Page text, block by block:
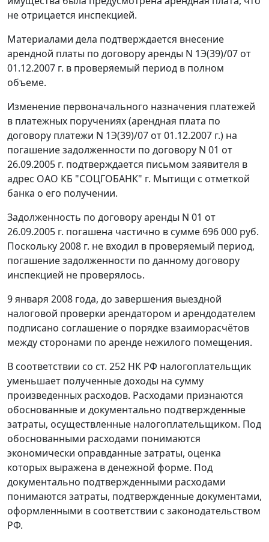
не отрицается инспекцией.
Материалами дела подтверждается внесение
арендной платы по договору аренды N 1Э(39)/07 от
01.12.2007 г. в проверяемый период в полном
объеме.
Изменение первоначального назначения платежей
в платежных поручениях (арендная плата по
договору платежи N 1Э(39)/07 от 01.12.2007 г.) на
погашение задолженности по договору N 01 от
26.09.2005 г. подтверждается письмом заявителя в
адрес ОАО КБ "СОЦГОБАНК" г. Мытищи с отметкой
банка о его получении.
Задолженность по договору аренды N 01 от
26.09.2005 г. погашена частично в сумме 696 000 руб.
Поскольку 2008 г. не входил в проверяемый период,
погашение задолженности по данному договору
инспекцией не проверялось.
9 января 2008 года, до завершения выездной
налоговой проверки арендатором и арендодателем
подписано соглашение о порядке взаиморасчётов
между сторонами по аренде нежилого помещения.
В соответствии со ст. 252 НК РФ налогоплательщик
уменьшает полученные доходы на сумму
произведенных расходов. Расходами признаются
обоснованные и документально подтвержденные
затраты, осуществленные налогоплательщиком. Под
обоснованными расходами понимаются
экономически оправданные затраты, оценка
которых выражена в денежной форме. Под
документально подтвержденными расходами
понимаются затраты, подтвержденные документами,
оформленными в соответствии с законодательством
РФ.